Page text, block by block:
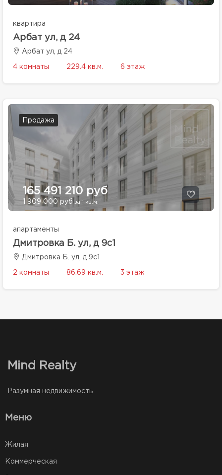
квартира
Арбат ул, д 24
Арбат ул, д 24
4 комнаты 229.4 кв.м. 6 этаж
Продажа
165 491 210 руб
1 909 000 руб за 1 кв.м.
апартаменты
Дмитровка Б. ул, д 9с1
Дмитровка Б. ул, д 9с1
2 комнаты 86.69 кв.м. 3 этаж
Mind Realty
Разумная недвижимость
Меню
Жилая
Коммерческая